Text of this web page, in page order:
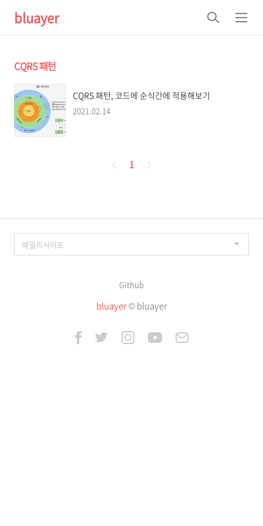
bluayer
검
색
메
뉴
CQRS 패턴
CQRS 패턴, 코드에 순식간에 적용해보기
2021.02.14
페
1
Github
bluayer© bluayer